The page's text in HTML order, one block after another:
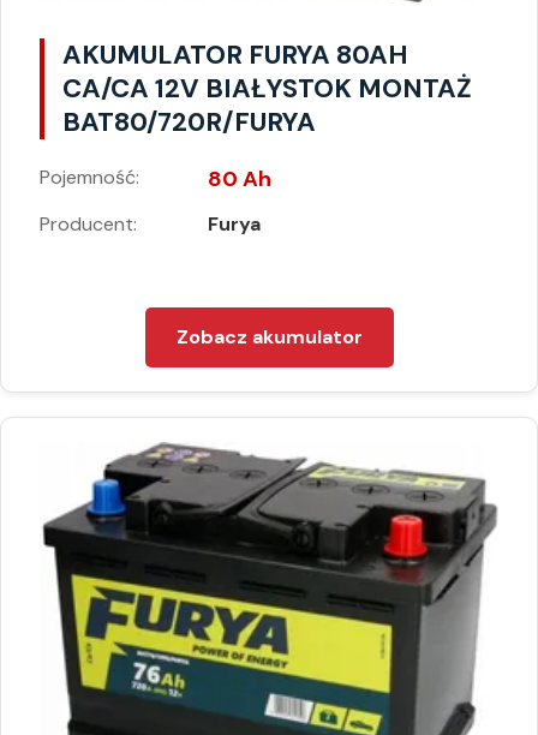
AKUMULATOR FURYA 80AH
CA/CA 12V BIAŁYSTOK MONTAŻ
BAT80/720R/FURYA
Pojemność: 80 Ah
Producent: Furya
Zobacz akumulator